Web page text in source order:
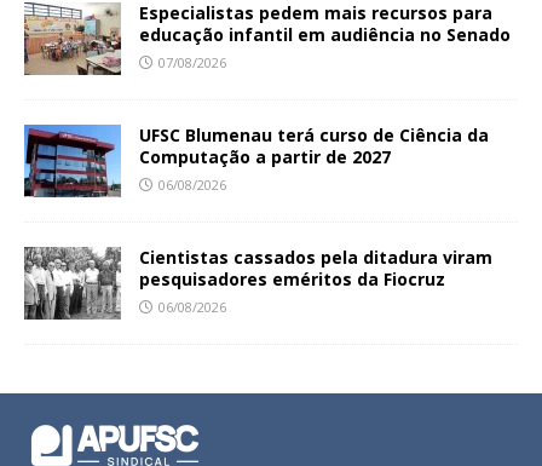
Especialistas pedem mais recursos para
educação infantil em audiência no Senado
07/08/2026
UFSC Blumenau terá curso de Ciência da
Computação a partir de 2027
06/08/2026
Cientistas cassados pela ditadura viram
pesquisadores eméritos da Fiocruz
06/08/2026